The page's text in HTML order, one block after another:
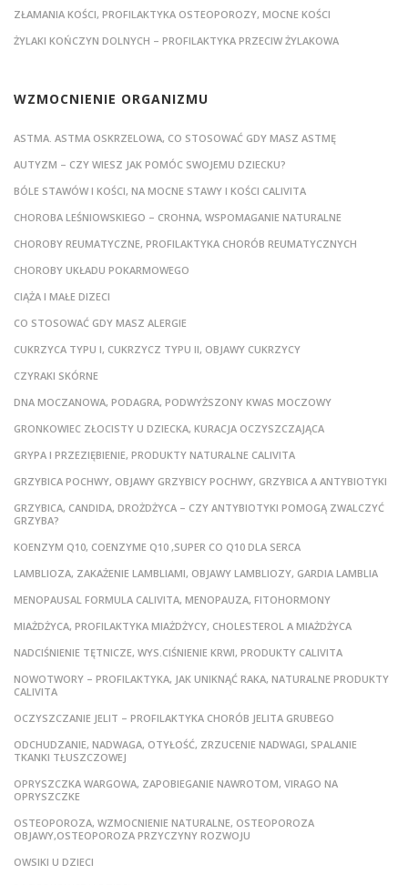
ZŁAMANIA KOŚCI, PROFILAKTYKA OSTEOPOROZY, MOCNE KOŚCI
ŻYLAKI KOŃCZYN DOLNYCH – PROFILAKTYKA PRZECIW ŻYLAKOWA
WZMOCNIENIE ORGANIZMU
ASTMA. ASTMA OSKRZELOWA, CO STOSOWAĆ GDY MASZ ASTMĘ
AUTYZM – CZY WIESZ JAK POMÓC SWOJEMU DZIECKU?
BÓLE STAWÓW I KOŚCI, NA MOCNE STAWY I KOŚCI CALIVITA
CHOROBA LEŚNIOWSKIEGO – CROHNA, WSPOMAGANIE NATURALNE
CHOROBY REUMATYCZNE, PROFILAKTYKA CHORÓB REUMATYCZNYCH
CHOROBY UKŁADU POKARMOWEGO
CIĄŻA I MAŁE DIZECI
CO STOSOWAĆ GDY MASZ ALERGIE
CUKRZYCA TYPU I, CUKRZYCZ TYPU II, OBJAWY CUKRZYCY
CZYRAKI SKÓRNE
DNA MOCZANOWA, PODAGRA, PODWYŻSZONY KWAS MOCZOWY
GRONKOWIEC ZŁOCISTY U DZIECKA, KURACJA OCZYSZCZAJĄCA
GRYPA I PRZEZIĘBIENIE, PRODUKTY NATURALNE CALIVITA
GRZYBICA POCHWY, OBJAWY GRZYBICY POCHWY, GRZYBICA A ANTYBIOTYKI
GRZYBICA, CANDIDA, DROŻDŻYCA – CZY ANTYBIOTYKI POMOGĄ ZWALCZYĆ
GRZYBA?
KOENZYM Q10, COENZYME Q10 ,SUPER CO Q10 DLA SERCA
LAMBLIOZA, ZAKAŻENIE LAMBLIAMI, OBJAWY LAMBLIOZY, GARDIA LAMBLIA
MENOPAUSAL FORMULA CALIVITA, MENOPAUZA, FITOHORMONY
MIAŻDŻYCA, PROFILAKTYKA MIAŻDŻYCY, CHOLESTEROL A MIAŻDŻYCA
NADCIŚNIENIE TĘTNICZE, WYS.CIŚNIENIE KRWI, PRODUKTY CALIVITA
NOWOTWORY – PROFILAKTYKA, JAK UNIKNĄĆ RAKA, NATURALNE PRODUKTY
CALIVITA
OCZYSZCZANIE JELIT – PROFILAKTYKA CHORÓB JELITA GRUBEGO
ODCHUDZANIE, NADWAGA, OTYŁOŚĆ, ZRZUCENIE NADWAGI, SPALANIE
TKANKI TŁUSZCZOWEJ
OPRYSZCZKA WARGOWA, ZAPOBIEGANIE NAWROTOM, VIRAGO NA
OPRYSZCZKE
OSTEOPOROZA, WZMOCNIENIE NATURALNE, OSTEOPOROZA
OBJAWY,OSTEOPOROZA PRZYCZYNY ROZWOJU
OWSIKI U DZIECI